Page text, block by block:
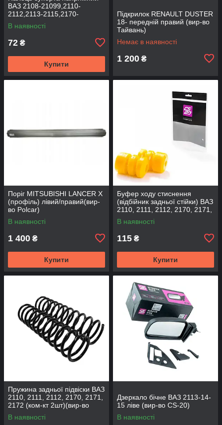
ВАЗ 2108-21099,2110-
2112,2113-2115,2170-
2172,2190, 1117-1119 (к-т
2шт) (вир-во BEG-LINE)
В наявності
72 ₴
Купити
Підкрилок RENAULT DUSTER
18- передній правий (вир-во
Тайвань)
Немає в наявності
1 200 ₴
Поріг MITSUBISHI LANCER Х
(профіль) лівий/правий(вир-
во Polcar)
В наявності
1 400 ₴
Купити
Буфер ходу стиснення
(відбійник задньої стійки) ВАЗ
2110, 2111, 2112, 2170, 2171,
2172 (2шт) (вир-во CS-20
В наявності
115 ₴
Купити
Пружина задньої підвіски ВАЗ
2110, 2111, 2112, 2170, 2171,
2172 (ком-кт 2шт)(вир-во
SKADI)
В наявності
Дзеркало бічне ВАЗ 2113-14-
15 ліве (вир-во CS-20)
В наявності